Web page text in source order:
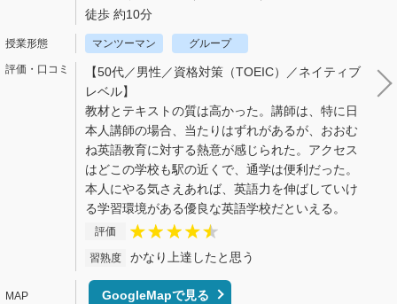
徒歩 約10分
マンツーマン グループ
【50代／男性／資格対策（TOEIC）／ネイティブ
レベル】
教材とテキストの質は高かった。講師は、特に日
本人講師の場合、当たりはずれがあるが、おおむ
ね英語教育に対する熱意が感じられた。アクセス
はどこの学校も駅の近くで、通学は便利だった。
本人にやる気さえあれば、英語力を伸ばしていけ
る学習環境がある優良な英語学校だといえる。
評価
習熟度 かなり上達したと思う
GoogleMapで見る